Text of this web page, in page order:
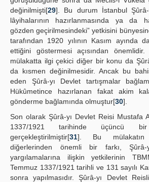
değinilmişti[29]. Bu durum İstanbul Şûrâ-
lâyihalarının hazırlanmasında ya da
gözden geçirilmesindeki” yetkisini
tarafından 1920 yılının Kasım ayında
ettiğini göstermesi açısından
mülakatta ilgi çekici diğer bir konu da
da kısmen değinilmesidir. Ancak bu
eden Şûrâ-yı Devlet tartışmalar
Hükûmetince hazırlanan fakat akim
gönderme bağlamında olmuştur[30].
Son olarak Şûrâ-yı Devlet Reisi Mustafa
1337/1921 tarihinde üçüncü
gerçekleştirilmiştir[31]. Bu mülakatın
diğerlerinden önemli bir farkı, Şûrâ-
yargılamalarına ilişkin yetkilerinin
Temmuz 1337/1921 tarihli ve 131 sayılı
sonra yapılmasıdır. Şûrâ-yı Devlet